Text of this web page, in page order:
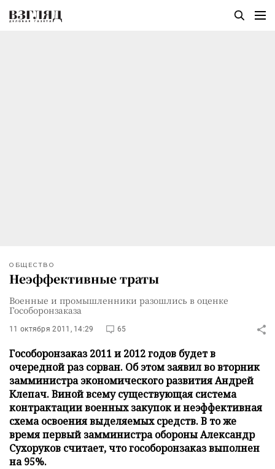
ОБЩЕСТВО
Неэффективные траты
Военные и промышленники разошлись в оценке
Гособоронзаказа
11 октября 2011, 14:29 65
Гособоронзаказ 2011 и 2012 годов будет в
очередной раз сорван. Об этом заявил во вторник
замминистра экономического развития Андрей
Клепач. Виной всему существующая система
контрактации военных закупок и неэффективная
схема освоения выделяемых средств. В то же
время первый замминистра обороны Александр
Сухоруков считает, что гособоронзаказ выполнен
на 95%.